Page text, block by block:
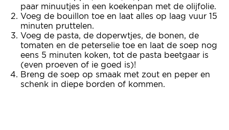
paar minuutjes in een koekenpan met de olijfolie.
Voeg de bouillon toe en laat alles op laag vuur 15
minuten pruttelen.
Voeg de pasta, de doperwtjes, de bonen, de
tomaten en de peterselie toe en laat de soep nog
eens 5 minuten koken, tot de pasta beetgaar is
(even proeven of ie goed is)!
Breng de soep op smaak met zout en peper en
schenk in diepe borden of kommen.